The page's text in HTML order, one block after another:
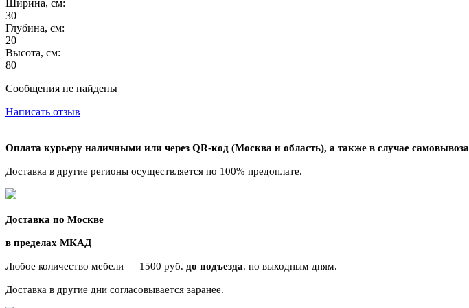
Ширина, см:
30
Глубина, см:
20
Высота, см:
80
Сообщения не найдены
Написать отзыв
Оплата курьеру наличными или через QR-код (Москва и область), а также в случае самовывоза
Доставка в другие регионы осуществляется по 100% предоплате.
Доставка по Москве
в пределах МКАД
Любое количество мебели — 1500 руб. до подъезда. по выходным дням.
Доставка в другие дни согласовывается заранее.